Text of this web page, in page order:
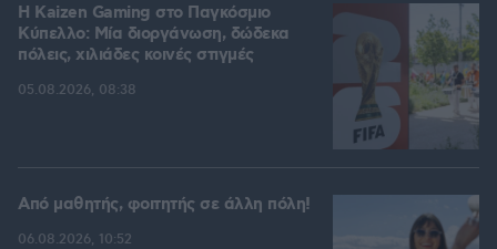
H Kaizen Gaming στο Παγκόσμιο
Kύπελλο: Μία διοργάνωση, δώδεκα
πόλεις, χιλιάδες κοινές στιγμές
05.08.2026, 08:38
Από μαθητής, φοιτητής σε άλλη πόλη!
06.08.2026, 10:52